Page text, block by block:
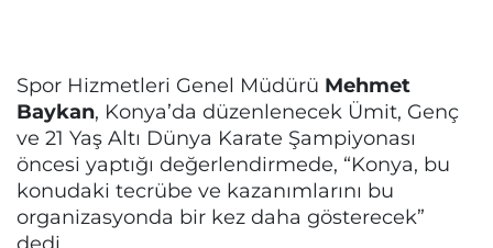
Spor Hizmetleri Genel Müdürü Mehmet
Baykan, Konya’da düzenlenecek Ümit, Genç
ve 21 Yaş Altı Dünya Karate Şampiyonası
öncesi yaptığı değerlendirmede, “Konya, bu
konudaki tecrübe ve kazanımlarını bu
organizasyonda bir kez daha gösterecek”
dedi.